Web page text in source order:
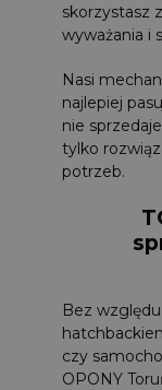
skorzystasz
wyważania i
Nasi
najlepiej
nie
tylko
potrzeb.
Bez
czy
OPONY